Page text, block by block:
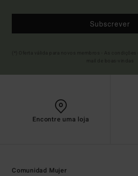
Subscrever
Encontre uma loja
Comunidad Mujer